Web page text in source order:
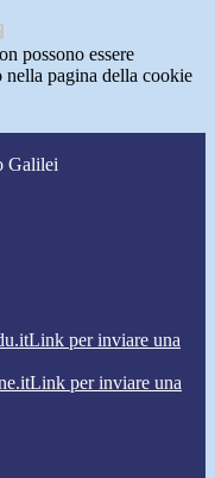
possono essere
pagina della cookie
Galilei
Link per inviare una
Link per inviare una